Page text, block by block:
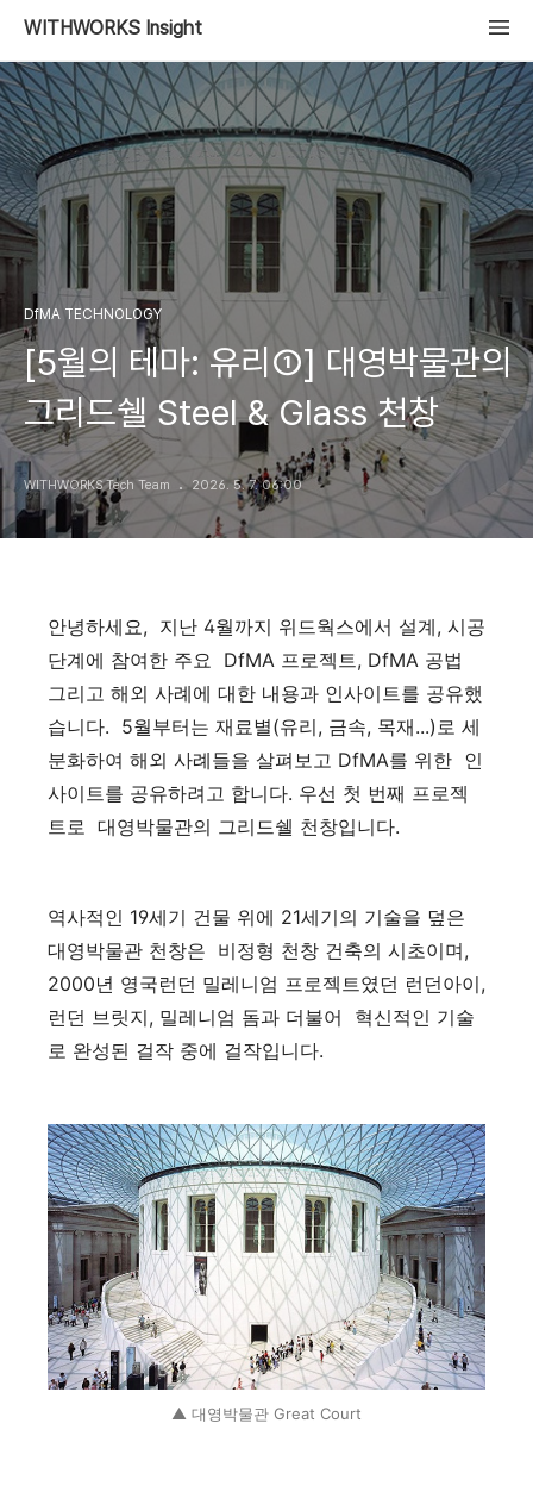
WITHWORKS Insight
DfMA TECHNOLOGY
[5월의 테마: 유리①] 대영박물관의
그리드쉘 Steel & Glass 천창
WITHWORKS Tech Team 2026. 5. 7. 06:00
안녕하세요, 지난 4월까지 위드웍스에서 설계, 시공
단계에 참여한 주요 DfMA 프로젝트, DfMA 공법
그리고 해외 사례에 대한 내용과 인사이트를 공유했
습니다. 5월부터는 재료별(유리, 금속, 목재...)로 세
분화하여 해외 사례들을 살펴보고 DfMA를 위한 인
사이트를 공유하려고 합니다. 우선 첫 번째 프로젝
트로 대영박물관의 그리드쉘 천창입니다.
역사적인 19세기 건물 위에 21세기의 기술을 덮은
대영박물관 천창은 비정형 천창 건축의 시초이며,
2000년 영국런던 밀레니엄 프로젝트였던 런던아이,
런던 브릿지, 밀레니엄 돔과 더불어 혁신적인 기술
로 완성된 걸작 중에 걸작입니다.
▲ 대영박물관 Great Court